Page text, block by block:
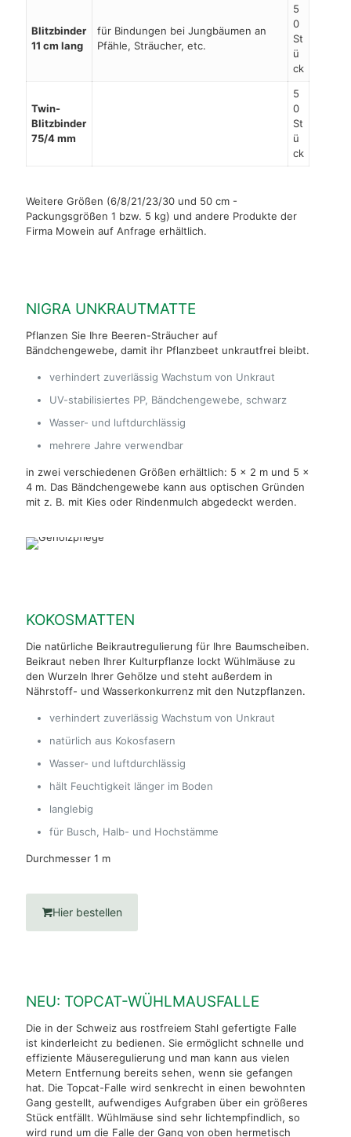
Blitzbinder
11 cm lang
für Bindungen bei Jungbäumen an
Pfähle, Sträucher, etc.
5
0
St
ü
ck
Twin-
Blitzbinder
75/4 mm
5
0
St
ü
ck
Weitere Größen (6/8/21/23/30 und 50 cm -
Packungsgrößen 1 bzw. 5 kg) und andere Produkte der
Firma Mowein auf Anfrage erhältlich.
NIGRA UNKRAUTMATTE
Pflanzen Sie Ihre Beeren-Sträucher auf
Bändchengewebe, damit ihr Pflanzbeet unkrautfrei bleibt.
verhindert zuverlässig Wachstum von Unkraut
UV-stabilisiertes PP, Bändchengewebe, schwarz
Wasser- und luftdurchlässig
mehrere Jahre verwendbar
in zwei verschiedenen Größen erhältlich: 5 x 2 m und 5 x
4 m. Das Bändchengewebe kann aus optischen Gründen
mit z. B. mit Kies oder Rindenmulch abgedeckt werden.
KOKOSMATTEN
Die natürliche Beikrautregulierung für Ihre Baumscheiben.
Beikraut neben Ihrer Kulturpflanze lockt Wühlmäuse zu
den Wurzeln Ihrer Gehölze und steht außerdem in
Nährstoff- und Wasserkonkurrenz mit den Nutzpflanzen.
verhindert zuverlässig Wachstum von Unkraut
natürlich aus Kokosfasern
Wasser- und luftdurchlässig
hält Feuchtigkeit länger im Boden
langlebig
für Busch, Halb- und Hochstämme
Durchmesser 1 m
Hier bestellen
NEU: TOPCAT-WÜHLMAUSFALLE
Die in der Schweiz aus rostfreiem Stahl gefertigte Falle
ist kinderleicht zu bedienen. Sie ermöglicht schnelle und
effiziente Mäuseregulierung und man kann aus vielen
Metern Entfernung bereits sehen, wenn sie gefangen
hat. Die Topcat-Falle wird senkrecht in einen bewohnten
Gang gestellt, aufwendiges Aufgraben über ein größeres
Stück entfällt. Wühlmäuse sind sehr lichtempfindlich, so
wird rund um die Falle der Gang von oben hermetisch